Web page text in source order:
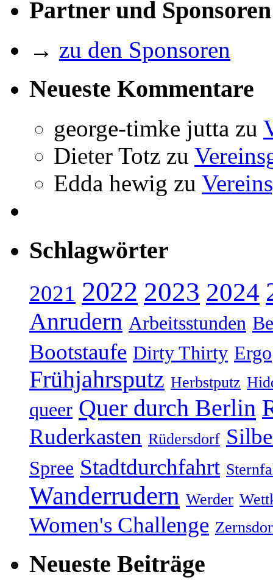
Partner und Sponsoren
→ zu den Sponsoren
Neueste Kommentare
george-timke jutta zu
Dieter Totz zu
Edda hewig zu
Schlagwörter
2021 2022 2023 2024
Anrudern Arbeitsstunden
Bootstaufe Dirty Thirty Ergo
Frühjahrsputz Herbstputz
queer Quer durch Berlin
Ruderkasten Rüdersdorf
Spree Stadtdurchfahrt
Wanderrudern Werder
Women's Challenge
Neueste Beiträge